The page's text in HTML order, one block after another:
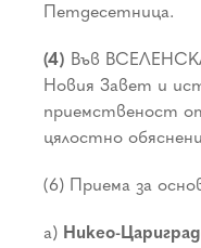
Петдесетница.
(4) Във
Новия Завет и
приемственост
цялостно
(6) Приема за
а) Никео-